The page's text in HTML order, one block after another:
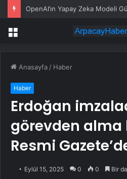
Menü
Anasayfa / Haber
Haber
Erdoğan
görevden alma
Resmi
Eylül 15, 2025 0 0 Bir